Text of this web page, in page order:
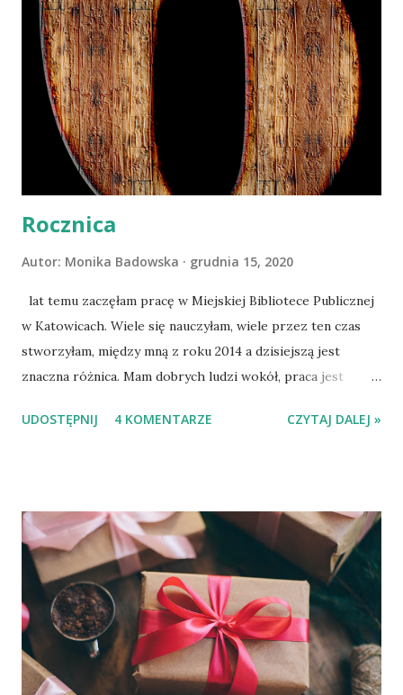
Drogi ich wszystkich (no, może z pominięciem dzików), a
właściwie ludzi, z którymi się spotkały, krzyżują się albo w
klinice weterynaryjnej Puszek Okruszek albo w sklepie
zoologicznym Gady i Ssaki. Nie jest jednak aż tak bardzo
istotne gdzie, znacznie ważniejsze jest to jakie zmiany w
życiu ludzi wprowadza obecność zwierząt. Ona bowiem ma
kolosalne znaczenie dla wymowy książki. Cieszę s...
Rocznica
Autor: Monika Badowska grudnia 15, 2020
lat temu zaczęłam pracę w Miejskiej Bibliotece Publicznej
w Katowicach. Wiele się nauczyłam, wiele przez ten czas
stworzyłam, między mną z roku 2014 a dzisiejszą jest
znaczna różnica. Mam dobrych ludzi wokół, praca jest
bieżący rok pokazał nam wszystkim jak ważne są biblioteki
targach. Za możliwość bycia po drugiej stronie
bibliotecznego życia. Dziękuję też tym, którzy mnie do
tego poczucia spełnienia w bibliotecznym świecie
przygotowali: Rodzicom, p. Grażynie Mazurek z licealnej
biblioteki, polonistkom ze szkoły podstawowej i liceum,
bibliotekarkom z Braniewa. Wam i sobie z tej ładnej okazji
życzę samym przyjemnych wizyt w bibliotekach i
UDOSTĘPNIJ 4 KOMENTARZE CZYTAJ DALEJ »